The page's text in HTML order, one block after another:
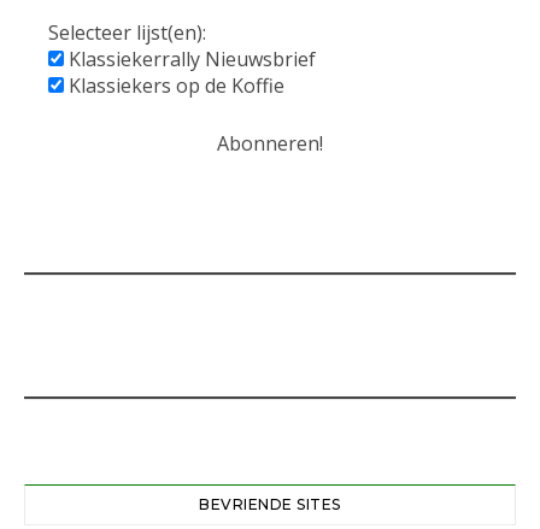
Selecteer lijst(en):
Klassiekerrally Nieuwsbrief
Klassiekers op de Koffie
BEVRIENDE SITES